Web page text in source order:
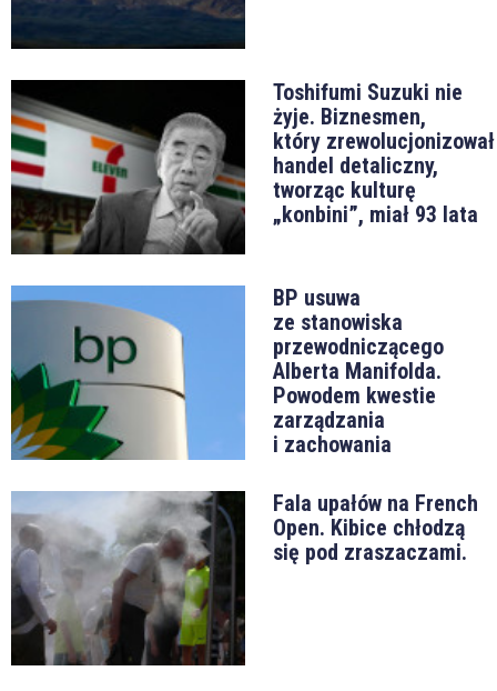
Toshifumi Suzuki nie
żyje. Biznesmen,
który zrewolucjonizował
handel detaliczny,
tworząc kulturę
„konbini”, miał 93 lata
BP usuwa
ze stanowiska
przewodniczącego
Alberta Manifolda.
Powodem kwestie
zarządzania
i zachowania
Fala upałów na French
Open. Kibice chłodzą
się pod zraszaczami.